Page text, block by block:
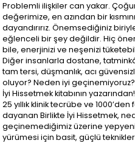
Problemli ilişkiler can yakar.
değerimize, en azından bir
dayandırırız. Önemsediğiniz
eğlenceli bir şey değildir. Hiç
bile, enerjinizi ve neşenizi
Diğer insanlarla dostane,
tam tersi, düşmanlık, acı
oluyor? Neden iyi geçinemiyoruz?
İyi Hissetmek kitabının yazarından!
25 yıllık klinik tecrübe ve
dayanan Birlikte İyi Hissetmek,
geçinemediğimiz üzerine
yürümesi için basit, güçlü teknikler